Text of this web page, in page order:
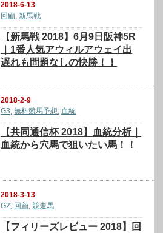
2018-6-13
回顧, 新馬戦
【新馬戦 2018】6月9日阪神5R
｜1番人気アウィルアウェイ出
遅れも問題なしの快勝！！
2018-2-9
G3 ,無料競馬予想 血統
【共同通信杯 2018】血統分析｜
血統から穴馬で狙いたい馬！！
2018-3-13
G2, 回顧,競走馬
【フィリーズレビュー 2018】回